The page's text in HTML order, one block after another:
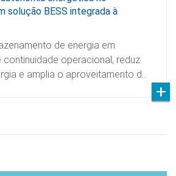
solução BESS integrada à
de energia em
continuidade operacional, reduz
e amplia o aproveitamento d…